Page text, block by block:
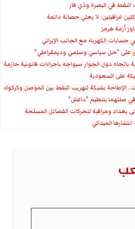
النفط في البصرة وذي قار
عراقيتين: لا يعني حصانة دائمة
أزمة هرمز
على "حل سياسي وسلمي وديمقراطي"
باتجاه دول الجوار سيواجه باجراءات قانونية حازمة
على السعودية
الإطاحة بشبكة لتهريب النفط بين الموصل وكركوك
في صلتهما بتنظيم "داعش"
بغداد ومراقبة لتحركات الفصائل المسلحة
الميداني